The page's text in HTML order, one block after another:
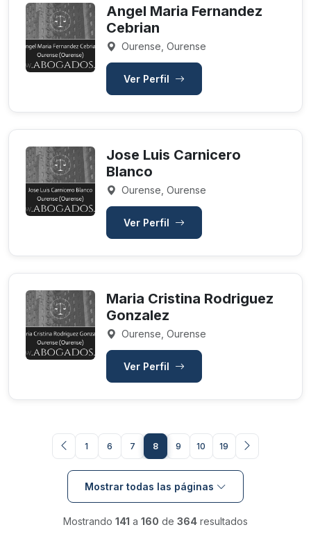
Angel Maria Fernandez
Cebrian
Ourense, Ourense
Ver Perfil
Jose Luis Carnicero
Blanco
Ourense, Ourense
Ver Perfil
Maria Cristina Rodriguez
Gonzalez
Ourense, Ourense
Ver Perfil
1 6 7 8 9 10 19
Mostrar todas las páginas
Mostrando 141 a 160 de 364 resultados